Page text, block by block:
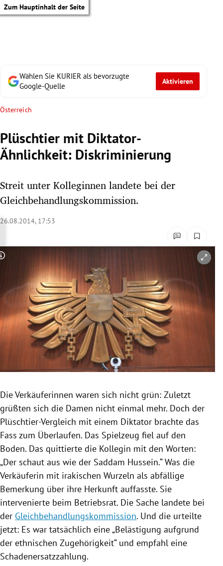
Zum Hauptinhalt der Seite
Untermenü
Untermenü
Untermenü
Untermenü
Untermenü
Untermenü
Untermenü
Wählen Sie KURIER als bevorzugte
Google-Quelle
Aktivieren
Österreich
Plüschtier mit Diktator-
Ähnlichkeit: Diskriminierung
Streit unter Kolleginnen landete bei der
Gleichbehandlungskommission.
26.08.2014, 17:53
Copyright-Hinweis öffnen/schließen
Die Verkäuferinnen waren sich nicht grün: Zuletzt
grüßten sich die Damen nicht einmal mehr. Doch der
Plüschtier-Vergleich mit einem Diktator brachte das
Fass zum Überlaufen. Das Spielzeug fiel auf den
Boden. Das quittierte die Kollegin mit den Worten:
„Der schaut aus wie der Saddam Hussein.“ Was die
Verkäuferin mit irakischen Wurzeln als abfällige
Bemerkung über ihre Herkunft auffasste. Sie
intervenierte beim Betriebsrat. Die Sache landete bei
der Gleichbehandlungskommission. Und die urteilte
jetzt: Es war tatsächlich eine „Belästigung aufgrund
der ethnischen Zugehörigkeit“ und empfahl eine
Schadenersatzzahlung.